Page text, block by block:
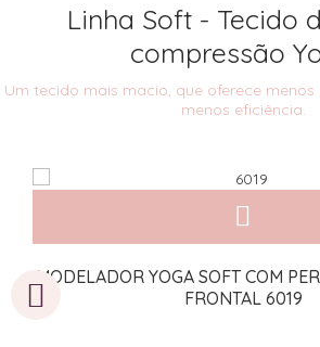
Linha Soft - Tecido
compressão
Um tecido mais macio, que oferece
menos eficiência.
MODELADOR YOGA SOFT COM
FRONTAL 6019